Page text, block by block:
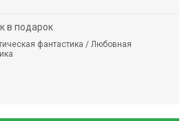
в подарок
фантастика / Любовная